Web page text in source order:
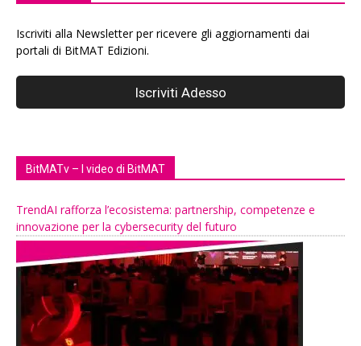
Iscriviti alla Newsletter per ricevere gli aggiornamenti dai
portali di BitMAT Edizioni.
BitMATv – I video di BitMAT
TrendAI rafforza l’ecosistema: partnership, competenze e
innovazione per la cybersecurity del futuro